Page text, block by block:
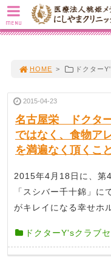
HOME > ドクター
2015-04-23
名古屋栄 ドクタ
ではなく、食物ア
を満遍なく頂くこと
2015年4月18日に、第
「スシバー千十錦」に
がキレイになる幸せホ
ドクターY'sクラブ
MENU